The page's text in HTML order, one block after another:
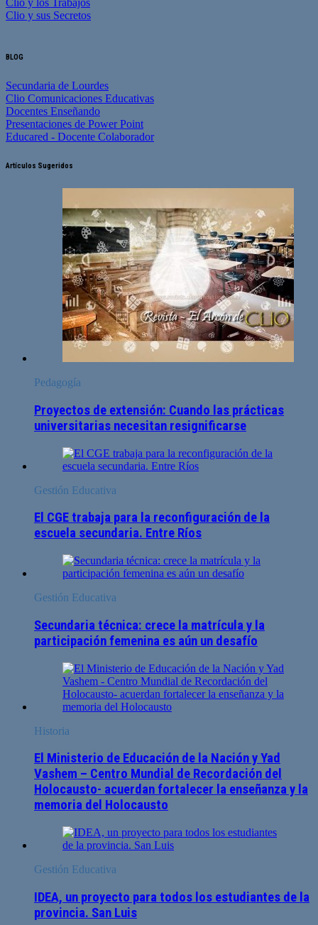
Clio y los Trabajos
Clio y sus Secretos
BLOG
Secundaria de Lourdes
Clio Comunicaciones Educativas
Docentes Enseñando
Presentaciones de Power Point
Educared - Docente Colaborador
Artículos Sugeridos
Pedagogía
Proyectos de extensión: Cuando las prácticas
universitarias necesitan resignificarse
Gestión Educativa
El CGE trabaja para la reconfiguración de la
escuela secundaria. Entre Ríos
Gestión Educativa
Secundaria técnica: crece la matrícula y la
participación femenina es aún un desafío
Historia
El Ministerio de Educación de la Nación y Yad
Vashem – Centro Mundial de Recordación del
Holocausto- acuerdan fortalecer la enseñanza y la
memoria del Holocausto
Gestión Educativa
IDEA, un proyecto para todos los estudiantes de la
provincia. San Luis